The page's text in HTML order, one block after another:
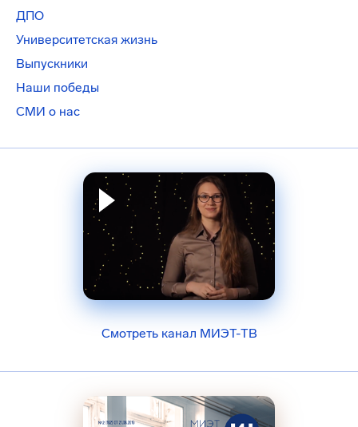
ДПО
Университетская жизнь
Выпускники
Наши победы
СМИ о нас
Смотреть канал МИЭТ-ТВ